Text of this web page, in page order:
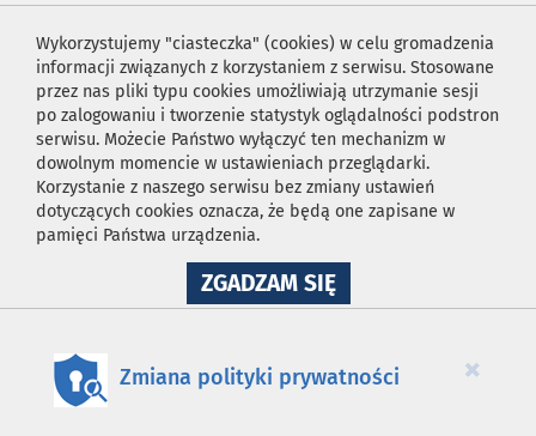
Wykorzystujemy "ciasteczka" (cookies) w celu gromadzenia
informacji związanych z korzystaniem z serwisu. Stosowane
przez nas pliki typu cookies umożliwiają utrzymanie sesji
po zalogowaniu i tworzenie statystyk oglądalności podstron
serwisu. Możecie Państwo wyłączyć ten mechanizm w
dowolnym momencie w ustawieniach przeglądarki.
Korzystanie z naszego serwisu bez zmiany ustawień
dotyczących cookies oznacza, że będą one zapisane w
pamięci Państwa urządzenia.
ZGADZAM SIĘNA
WYKORZYSTANIE
×
Zmiana polityki prywatności